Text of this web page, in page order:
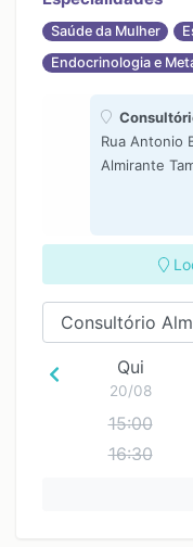
Saúde da Mulher
Endocrinologia e
Rua Antonio
Almirante
Qui
20/08
15:00
16:30